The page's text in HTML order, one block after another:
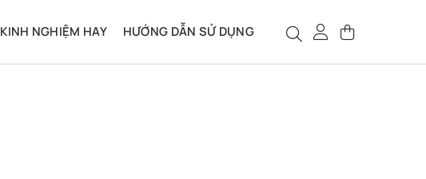
KINH NGHIỆM HAY HƯỚNG DẪN SỬ DỤNG